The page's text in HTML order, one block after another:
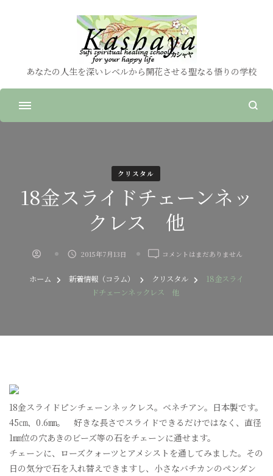
あなたの人生を深いレベルから開花させる聖なる悟りの学校
クリスタル
18金スライドチェーンネッ
クレス 他
2015年7月13日
18
ス
ラ
ェ
レ
他
へ
の
コメントはまだありません
ホーム 新着情報（コラム） クリスタル
18金スライ
ドチェーンネックレス 他
18金スライドピンチェーンネックレス。ベネチアン。日本製です。
45㎝、0.6㎜。 好きな長さでスライドできるだけではなく、直径
1㎜位の穴あきのビーズ等の石をチェーンに通せます。
チェーンに、ローズクォーツとアメシストを通してみました。その
日の気分で石を入れ替えできますし、小さなバチカンのペンダン